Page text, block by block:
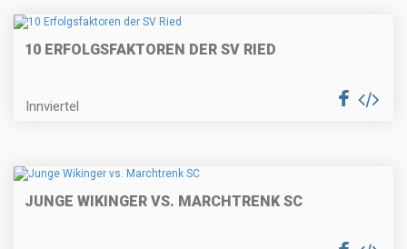
10 ERFOLGSFAKTOREN DER SV RIED
Innviertel
JUNGE WIKINGER VS. MARCHTRENK SC